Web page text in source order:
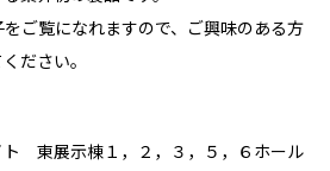
ご覧になれますので、ご興味のある方
ださい。
ト 東展示棟１，２，３，５，６ホール